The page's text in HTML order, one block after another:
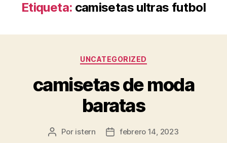
Etiqueta: camisetas ultras futbol
Categorías
UNCATEGORIZED
camisetas de moda
baratas
Autor
Por istern
Fechafebrero 14, 2023